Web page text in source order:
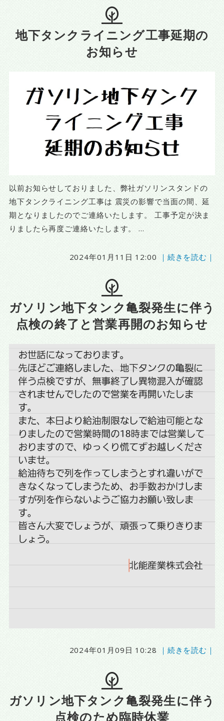
地下タンクライニング工事延期の
お知らせ
以前お知らせしておりました、弊社ガソリンスタンドの
地下タンクライニング工事は 震災の影響で当面の間、延
期となりましたのでご連絡いたします。 工事予定が決ま
りましたら再度ご連絡いたします。 ...
2024年01月11日 12:00 ｜続きを読む｜
ガソリン地下タンク亀裂発生に伴う
点検の終了と営業再開のお知らせ
2024年01月09日 10:28 ｜続きを読む｜
ガソリン地下タンク亀裂発生に伴う
点検のため臨時休業